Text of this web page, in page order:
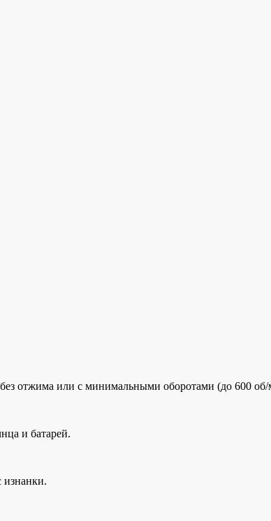
отжима или с минимальными оборотами (до 600
и батарей.
изнанки.